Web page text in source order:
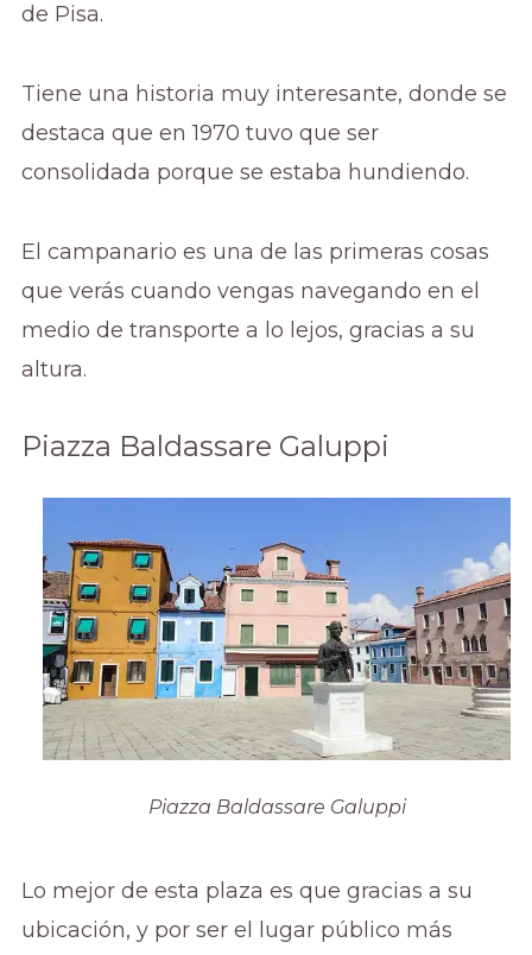
de Pisa.
Tiene una historia muy interesante, donde se
destaca que en 1970 tuvo que ser
consolidada porque se estaba hundiendo.
El campanario es una de las primeras cosas
que verás cuando vengas navegando en el
medio de transporte a lo lejos, gracias a su
altura.
Piazza Baldassare Galuppi
Piazza Baldassare Galuppi
Lo mejor de esta plaza es que gracias a su
ubicación, y por ser el lugar público más